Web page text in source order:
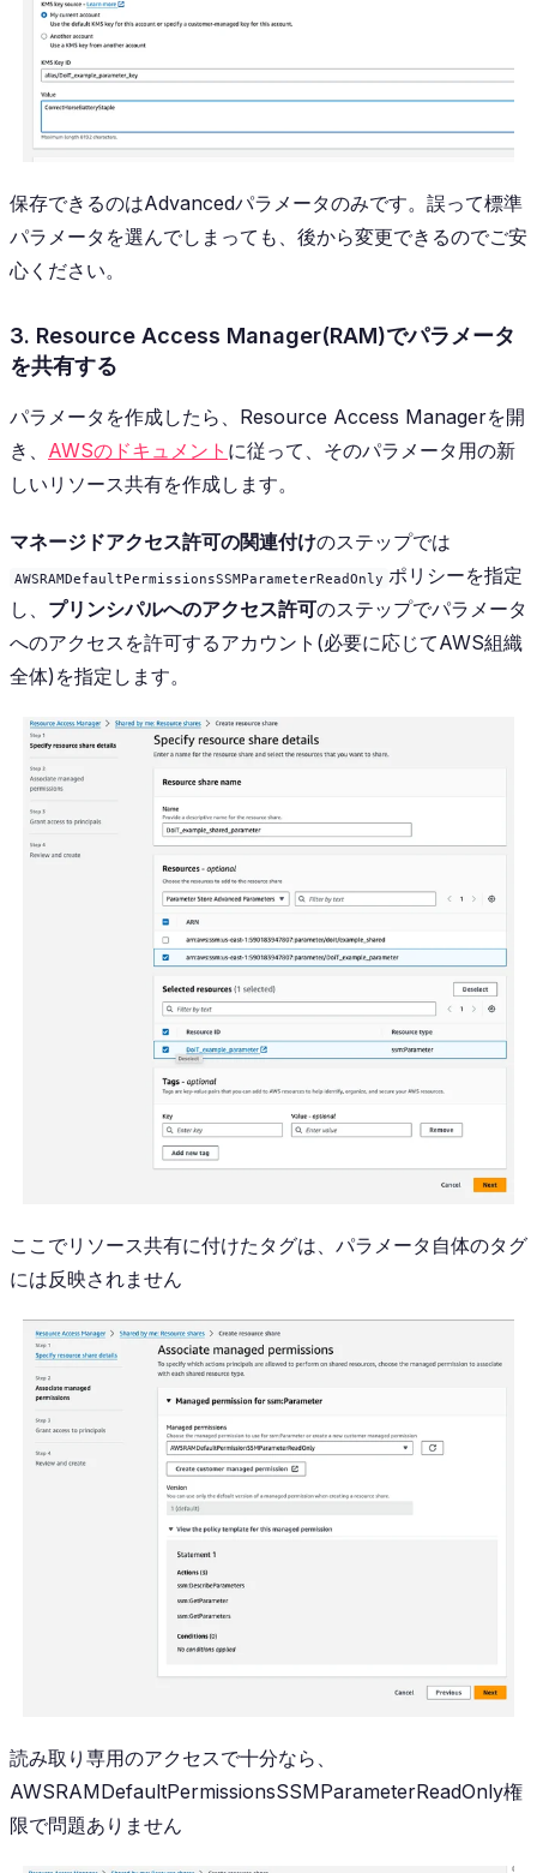
保存できるのはAdvancedパラメータのみです。誤って標準
パラメータを選んでしまっても、後から変更できるのでご安
心ください。
3. Resource Access Manager(RAM)でパラメータ
を共有する
パラメータを作成したら、Resource Access Managerを開
き、 AWSのドキュメント に従って、そのパラメータ用の新
しいリソース共有を作成します。
マネージドアクセス許可の関連付けのステップでは
AWSRAMDefaultPermissionsSSMParameterReadOnly ポリシーを指定
し、 プリンシパルへのアクセス許可のステップでパラメータ
へのアクセスを許可するアカウント(必要に応じてAWS組織
全体)を指定します。
ここでリソース共有に付けたタグは、パラメータ自体のタグ
には反映されません
読み取り専用のアクセスで十分なら、
AWSRAMDefaultPermissionsSSMParameterReadOnly権
限で問題ありません